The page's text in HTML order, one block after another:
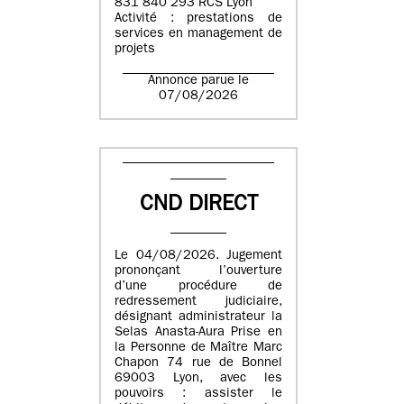
831 840 293 RCS Lyon
Activité : prestations de
services en management de
projets
Annonce parue le
07/08/2026
CND DIRECT
Le 04/08/2026. Jugement
prononçant l’ouverture
d’une procédure de
redressement judiciaire,
désignant administrateur la
Selas Anasta-Aura Prise en
la Personne de Maître Marc
Chapon 74 rue de Bonnel
69003 Lyon, avec les
pouvoirs : assister le